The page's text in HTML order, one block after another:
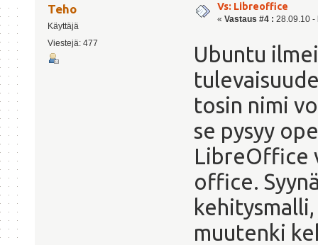
Teho
Käyttäjä
Viestejä: 477
Vs: Libreoffice
« Vastaus #4 : 28.09.10 -
Ubuntu
tosin nimi
se pysyy
LibreOffice
office.
muutenki